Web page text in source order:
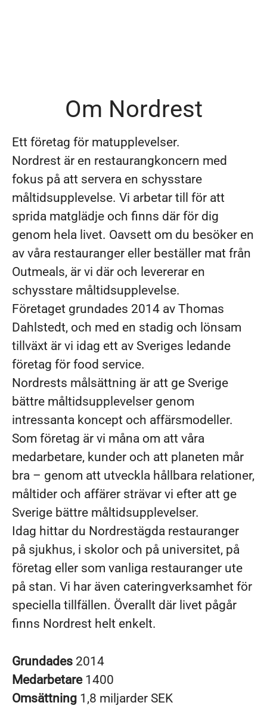
Om Nordrest
Ett företag för matupplevelser.
Nordrest är en restaurangkoncern med
fokus på att servera en schysstare
måltidsupplevelse. Vi arbetar till för att
sprida matglädje och finns där för dig
genom hela livet. Oavsett om du besöker en
av våra restauranger eller beställer mat från
Outmeals, är vi där och levererar en
schysstare måltidsupplevelse.
Företaget grundades 2014 av Thomas
Dahlstedt, och med en stadig och lönsam
tillväxt är vi idag ett av Sveriges ledande
företag för food service.
Nordrests målsättning är att ge Sverige
bättre måltidsupplevelser genom
intressanta koncept och affärsmodeller.
Som företag är vi måna om att våra
medarbetare, kunder och att planeten mår
bra – genom att utveckla hållbara relationer,
måltider och affärer strävar vi efter att ge
Sverige bättre måltidsupplevelser.
Idag hittar du Nordrestägda restauranger
på sjukhus, i skolor och på universitet, på
företag eller som vanliga restauranger ute
på stan. Vi har även cateringverksamhet för
speciella tillfällen. Överallt där livet pågår
finns Nordrest helt enkelt.
Grundades 2014
Medarbetare 1400
Omsättning 1,8 miljarder SEK